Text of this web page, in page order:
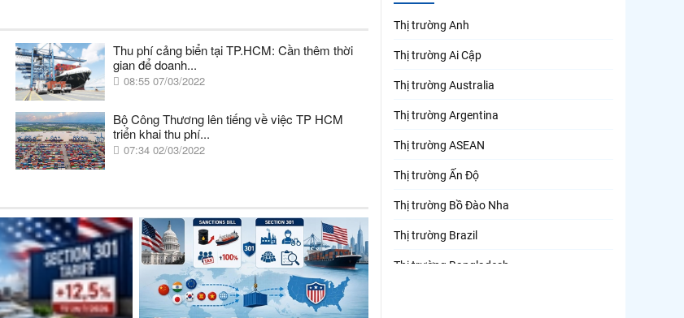
Thu phí cảng biển tại TP.HCM: Cần thêm thời
gian để doanh...
08:55 07/03/2022
Bộ Công Thương lên tiếng về việc TP HCM
triển khai thu phí...
07:34 02/03/2022
Thị trường Anh
Thị trường Ai Cập
Thị trường Australia
Thị trường Argentina
Thị trường ASEAN
Thị trường Ấn Độ
Thị trường Bồ Đào Nha
Thị trường Brazil
Thị trường Bangladesh